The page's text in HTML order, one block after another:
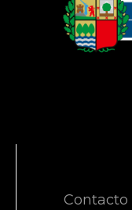
Contacto